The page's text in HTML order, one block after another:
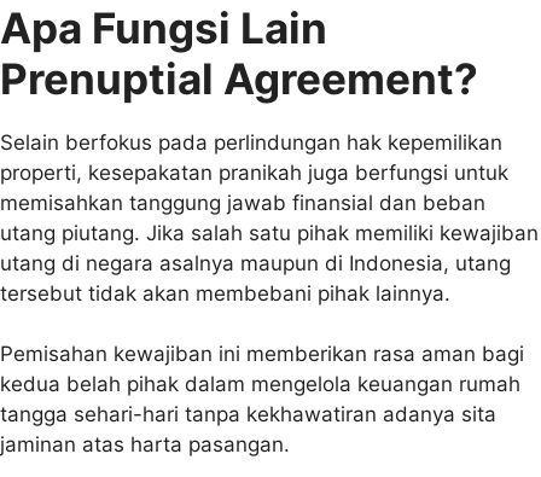
Apa Fungsi Lain
Prenuptial Agreement?
Selain berfokus pada perlindungan hak kepemilikan
properti, kesepakatan pranikah juga berfungsi untuk
memisahkan tanggung jawab finansial dan beban
utang piutang. Jika salah satu pihak memiliki kewajiban
utang di negara asalnya maupun di Indonesia, utang
tersebut tidak akan membebani pihak lainnya.
Pemisahan kewajiban ini memberikan rasa aman bagi
kedua belah pihak dalam mengelola keuangan rumah
tangga sehari-hari tanpa kekhawatiran adanya sita
jaminan atas harta pasangan.